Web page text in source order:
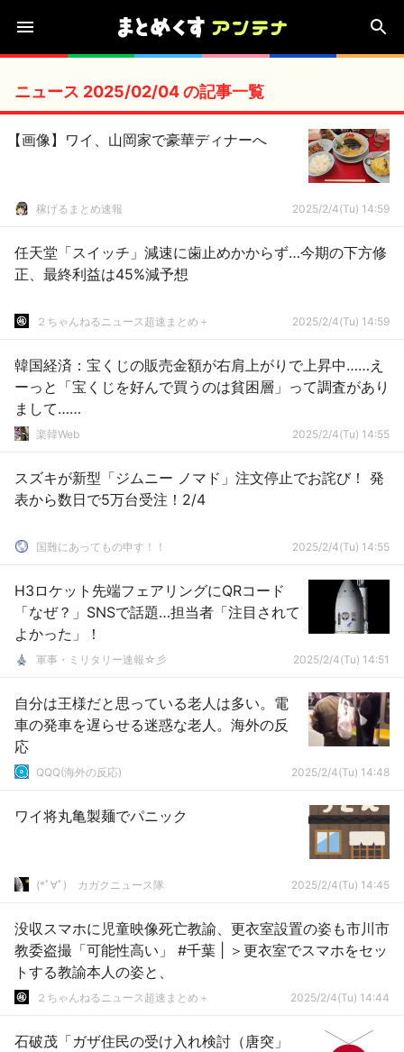
ニュース 2025/02/04 の記事一覧
【画像】ワイ、山岡家で豪華ディナーへ
稼げるまとめ速報 2025/2/4(Tu) 14:59
任天堂「スイッチ」減速に歯止めかからず…今期の下方修
正、最終利益は45%減予想
２ちゃんねるニュース超速まとめ＋ 2025/2/4(Tu) 14:59
韓国経済：宝くじの販売金額が右肩上がりで上昇中……え
ーっと「宝くじを好んで買うのは貧困層」って調査があり
まして……
楽韓Web 2025/2/4(Tu) 14:55
スズキが新型「ジムニー ノマド」注文停止でお詫び！ 発
表から数日で5万台受注！2/4
国難にあってもの申す！！ 2025/2/4(Tu) 14:55
H3ロケット先端フェアリングにQRコード
「なぜ？」SNSで話題…担当者「注目されて
よかった」！
軍事・ミリタリー速報☆彡 2025/2/4(Tu) 14:51
自分は王様だと思っている老人は多い。電
車の発車を遅らせる迷惑な老人。海外の反
応
QQQ(海外の反応) 2025/2/4(Tu) 14:48
ワイ将丸亀製麺でパニック
(*ﾟ∀ﾟ)ゞカガクニュース隊 2025/2/4(Tu) 14:45
没収スマホに児童映像死亡教諭、更衣室設置の姿も市川市
教委盗撮「可能性高い」 #千葉 | ＞更衣室でスマホをセッ
トする教諭本人の姿と、
２ちゃんねるニュース超速まとめ＋ 2025/2/4(Tu) 14:44
石破茂「ガザ住民の受け入れ検討（唐突」